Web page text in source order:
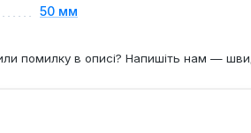
50 мм
помилку в описі? Напишіть нам —